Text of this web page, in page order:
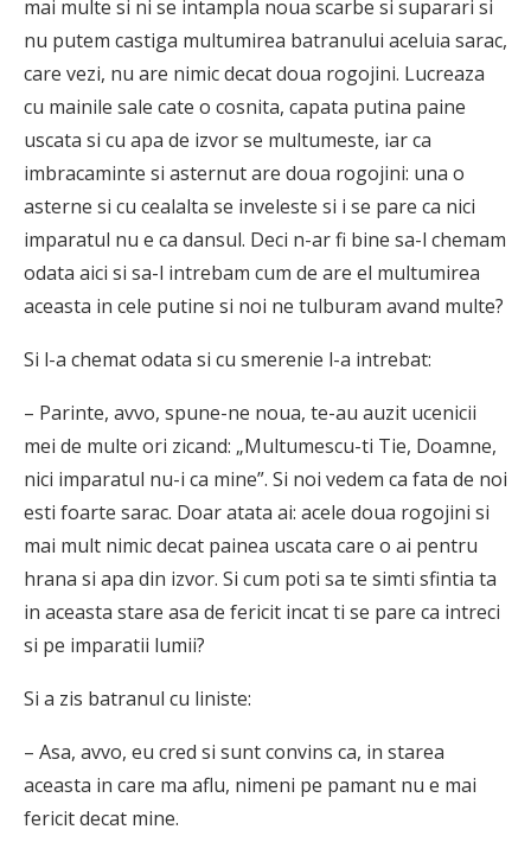
mai multe si ni se intampla noua scarbe si suparari si
nu putem castiga multumirea batranului aceluia sarac,
care vezi, nu are nimic decat doua rogojini. Lucreaza
cu mainile sale cate o cosnita, capata putina paine
uscata si cu apa de izvor se multumeste, iar ca
imbracaminte si asternut are doua rogojini: una o
asterne si cu cealalta se inveleste si i se pare ca nici
imparatul nu e ca dansul. Deci n-ar fi bine sa-l chemam
odata aici si sa-l intrebam cum de are el multumirea
aceasta in cele putine si noi ne tulburam avand multe?
Si l-a chemat odata si cu smerenie l-a intrebat:
– Parinte, avvo, spune-ne noua, te-au auzit ucenicii
mei de multe ori zicand: „Multumescu-ti Tie, Doamne,
nici imparatul nu-i ca mine”. Si noi vedem ca fata de noi
esti foarte sarac. Doar atata ai: acele doua rogojini si
mai mult nimic decat painea uscata care o ai pentru
hrana si apa din izvor. Si cum poti sa te simti sfintia ta
in aceasta stare asa de fericit incat ti se pare ca intreci
si pe imparatii lumii?
Si a zis batranul cu liniste:
– Asa, avvo, eu cred si sunt convins ca, in starea
aceasta in care ma aflu, nimeni pe pamant nu e mai
fericit decat mine.